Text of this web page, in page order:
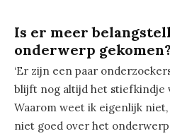
Is er meer
onderwerp gekomen?
‘Er zijn een paar
blijft nog altijd het stiefkindje
Waarom weet ik eigenlijk
niet goed over het